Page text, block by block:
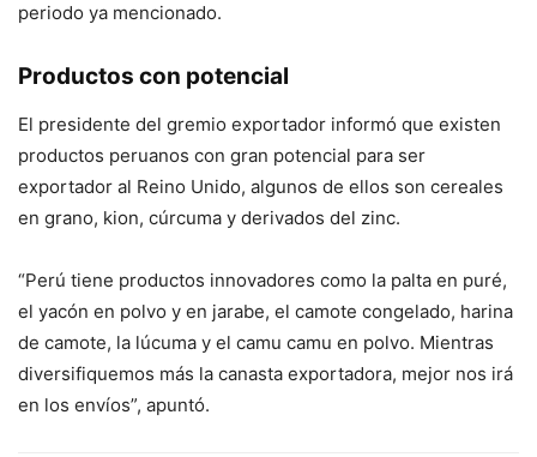
periodo ya mencionado.
Productos con potencial
El presidente del gremio exportador informó que existen
productos peruanos con gran potencial para ser
exportador al Reino Unido, algunos de ellos son cereales
en grano, kion, cúrcuma y derivados del zinc.
“Perú tiene productos innovadores como la palta en puré,
el yacón en polvo y en jarabe, el camote congelado, harina
de camote, la lúcuma y el camu camu en polvo. Mientras
diversifiquemos más la canasta exportadora, mejor nos irá
en los envíos”, apuntó.